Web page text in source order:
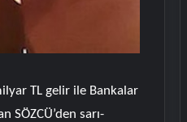
TL gelir ile Bankalar
SÖZCÜ’den sarı-